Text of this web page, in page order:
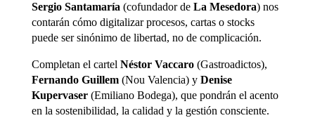
Sergio Santamaría (cofundador de La Mesedora) nos
contarán cómo digitalizar procesos, cartas o stocks
puede ser sinónimo de libertad, no de complicación.
Completan el cartel Néstor Vaccaro(Gastroadictos),
Fernando Guillem(Nou Valencia) y Denise
Kupervaser(Emiliano Bodega), que pondrán el acento
en la sostenibilidad, la calidad y la gestión consciente.